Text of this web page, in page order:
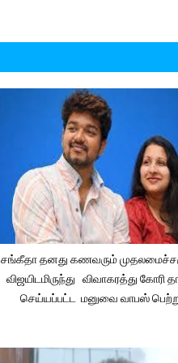
சங்கீதா தனது கணவரும்
விஜயிடமிருந்து விவாகரத்து கோரி
செய்யப்பட்ட மனுவை வாபஸ்